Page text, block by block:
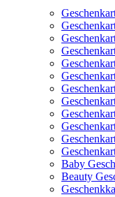
Baby
Beauty